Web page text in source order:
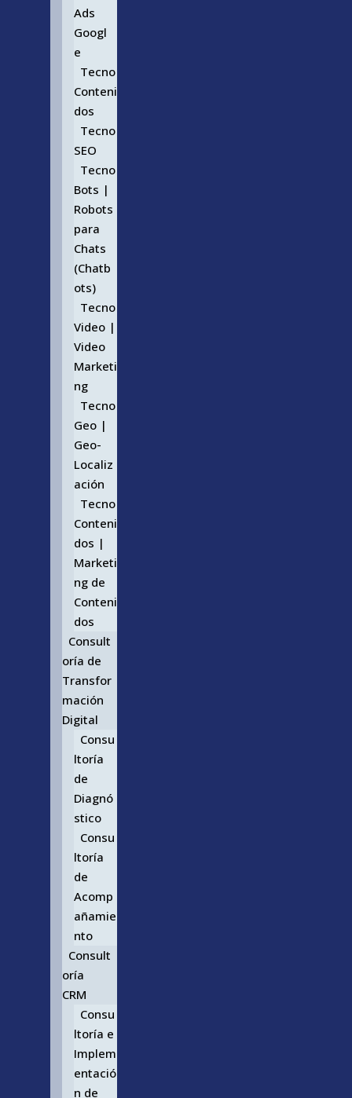
Ads
Googl
e
Tecno
Conteni
dos
Tecno
SEO
Tecno
Bots |
Robots
para
Chats
(Chatb
ots)
Tecno
Video |
Video
Marketi
ng
Tecno
Geo |
Geo-
Localiz
ación
Tecno
Conteni
dos |
Marketi
ng de
Conteni
dos
Consult
oría de
Transfor
mación
Digital
Consu
ltoría
de
Diagnó
stico
Consu
ltoría
de
Acomp
añamie
nto
Consult
oría
CRM
Consu
ltoría e
Implem
entació
n de